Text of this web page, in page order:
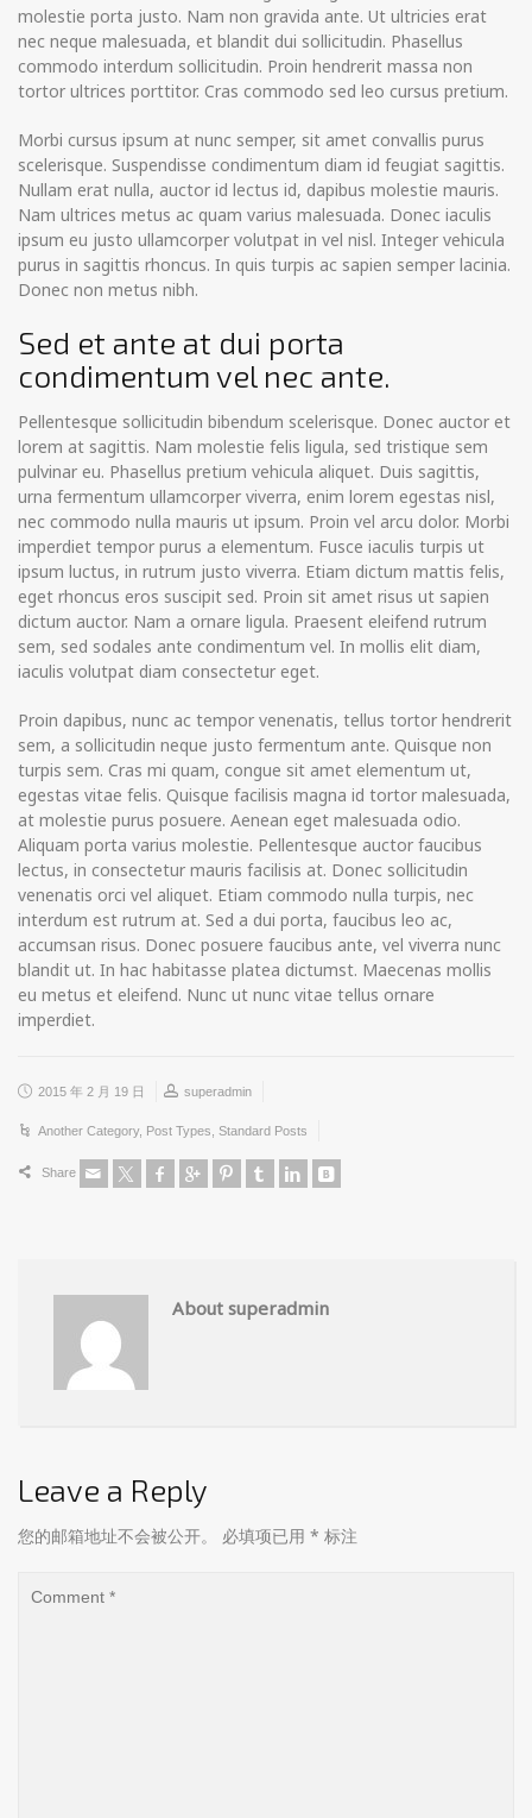
molestie porta justo. Nam non gravida ante. Ut ultricies erat
nec neque malesuada, et blandit dui sollicitudin. Phasellus
commodo interdum sollicitudin. Proin hendrerit massa non
tortor ultrices porttitor. Cras commodo sed leo cursus pretium.
Morbi cursus ipsum at nunc semper, sit amet convallis purus
scelerisque. Suspendisse condimentum diam id feugiat sagittis.
Nullam erat nulla, auctor id lectus id, dapibus molestie mauris.
Nam ultrices metus ac quam varius malesuada. Donec iaculis
ipsum eu justo ullamcorper volutpat in vel nisl. Integer vehicula
purus in sagittis rhoncus. In quis turpis ac sapien semper lacinia.
Donec non metus nibh.
Sed et ante at dui porta
condimentum vel nec ante.
Pellentesque sollicitudin bibendum scelerisque. Donec auctor et
lorem at sagittis. Nam molestie felis ligula, sed tristique sem
pulvinar eu. Phasellus pretium vehicula aliquet. Duis sagittis,
urna fermentum ullamcorper viverra, enim lorem egestas nisl,
nec commodo nulla mauris ut ipsum. Proin vel arcu dolor. Morbi
imperdiet tempor purus a elementum. Fusce iaculis turpis ut
ipsum luctus, in rutrum justo viverra. Etiam dictum mattis felis,
eget rhoncus eros suscipit sed. Proin sit amet risus ut sapien
dictum auctor. Nam a ornare ligula. Praesent eleifend rutrum
sem, sed sodales ante condimentum vel. In mollis elit diam,
iaculis volutpat diam consectetur eget.
Proin dapibus, nunc ac tempor venenatis, tellus tortor hendrerit
sem, a sollicitudin neque justo fermentum ante. Quisque non
turpis sem. Cras mi quam, congue sit amet elementum ut,
egestas vitae felis. Quisque facilisis magna id tortor malesuada,
at molestie purus posuere. Aenean eget malesuada odio.
Aliquam porta varius molestie. Pellentesque auctor faucibus
lectus, in consectetur mauris facilisis at. Donec sollicitudin
venenatis orci vel aliquet. Etiam commodo nulla turpis, nec
interdum est rutrum at. Sed a dui porta, faucibus leo ac,
accumsan risus. Donec posuere faucibus ante, vel viverra nunc
blandit ut. In hac habitasse platea dictumst. Maecenas mollis
eu metus et eleifend. Nunc ut nunc vitae tellus ornare
imperdiet.
2015 年 2 月 19 日 superadmin
Another Category, Post Types Standard Posts
Share
About superadmin
Leave a Reply
您的邮箱地址不会被公开。 必填项已用 * 标注